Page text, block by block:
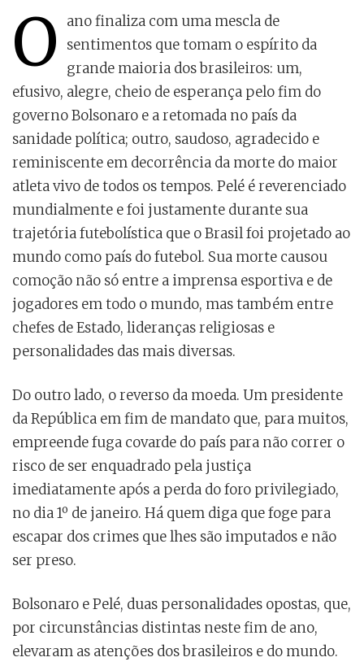
O
ano finaliza com uma mescla de
sentimentos que tomam o espírito da
grande maioria dos brasileiros: um,
efusivo, alegre, cheio de esperança pelo fim do
governo Bolsonaro e a retomada no país da
sanidade política; outro, saudoso, agradecido e
reminiscente em decorrência da morte do maior
atleta vivo de todos os tempos. Pelé é reverenciado
mundialmente e foi justamente durante sua
trajetória futebolística que o Brasil foi projetado ao
mundo como país do futebol. Sua morte causou
comoção não só entre a imprensa esportiva e de
jogadores em todo o mundo, mas também entre
chefes de Estado, lideranças religiosas e
personalidades das mais diversas.
Do outro lado, o reverso da moeda. Um presidente
da República em fim de mandato que, para muitos,
empreende fuga covarde do país para não correr o
risco de ser enquadrado pela justiça
imediatamente após a perda do foro privilegiado,
no dia 1º de janeiro. Há quem diga que foge para
escapar dos crimes que lhes são imputados e não
ser preso.
Bolsonaro e Pelé, duas personalidades opostas, que,
por circunstâncias distintas neste fim de ano,
elevaram as atenções dos brasileiros e do mundo.